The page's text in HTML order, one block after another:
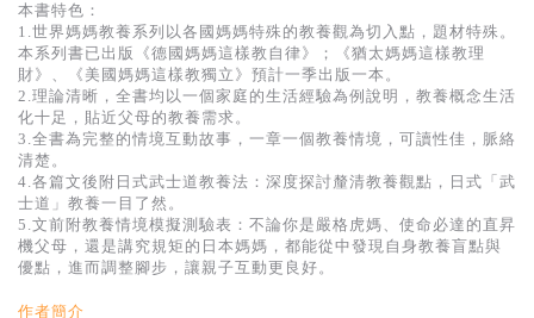
本書特色：
1.世界媽媽教養系列以各國媽媽特殊的教養觀為切入點，題材特殊。
本系列書已出版《德國媽媽這樣教自律》；《猶太媽媽這樣教理
財》、《美國媽媽這樣教獨立》預計一季出版一本。
2.理論清晰，全書均以一個家庭的生活經驗為例說明，教養概念生活
化十足，貼近父母的教養需求。
3.全書為完整的情境互動故事，一章一個教養情境，可讀性佳，脈絡
清楚。
4.各篇文後附日式武士道教養法：深度探討釐清教養觀點，日式「武
士道」教養一目了然。
5.文前附教養情境模擬測驗表：不論你是嚴格虎媽、使命必達的直昇
機父母，還是講究規矩的日本媽媽，都能從中發現自身教養盲點與
優點，進而調整腳步，讓親子互動更良好。
作者簡介